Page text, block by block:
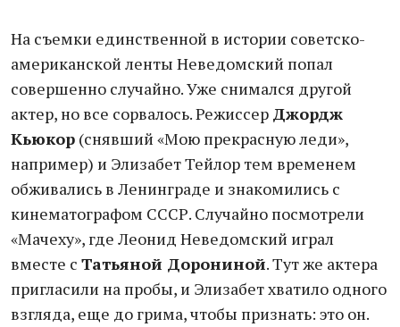
На съемки единственной в истории советско-
американской ленты Неведомский попал
совершенно случайно. Уже снимался другой
актер, но все сорвалось. Режиссер Джордж
Кьюкор (снявший «Мою прекрасную леди»,
например) и Элизабет Тейлор тем временем
обживались в Ленинграде и знакомились с
кинематографом СССР. Случайно посмотрели
«Мачеху», где Леонид Неведомский играл
вместе с Татьяной Дорониной. Тут же актера
пригласили на пробы, и Элизабет хватило одного
взгляда, еще до грима, чтобы признать: это он.